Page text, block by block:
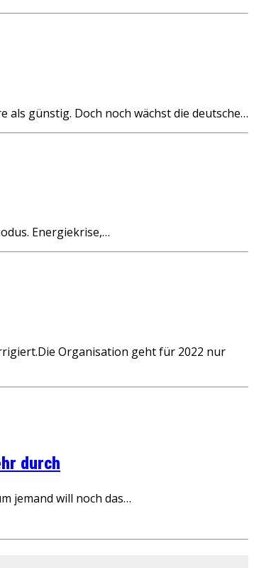
als günstig. Doch noch wächst die deutsche…
Energiekrise,…
Organisation geht für 2022 nur
durch
jemand will noch das…